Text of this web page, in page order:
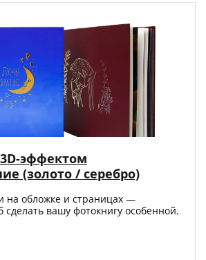
эффектом
(золото / серебро)
на обложке и страницах —
сделать вашу фотокнигу особенной.